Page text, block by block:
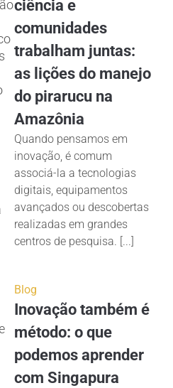
ciência e
comunidades
trabalham juntas:
as lições do manejo
do pirarucu na
Amazônia
Quando pensamos em
inovação, é comum
associá-la a tecnologias
digitais, equipamentos
avançados ou descobertas
realizadas em grandes
centros de pesquisa. [...]
Blog
Inovação também é
método: o que
podemos aprender
com Singapura